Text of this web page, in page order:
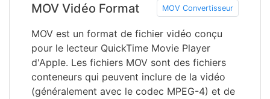
MOV Vidéo Format MOV Convertisseur
MOV est un format de fichier vidéo conçu
pour le lecteur QuickTime Movie Player
d'Apple. Les fichiers MOV sont des fichiers
conteneurs qui peuvent inclure de la vidéo
(généralement avec le codec MPEG-4) et de